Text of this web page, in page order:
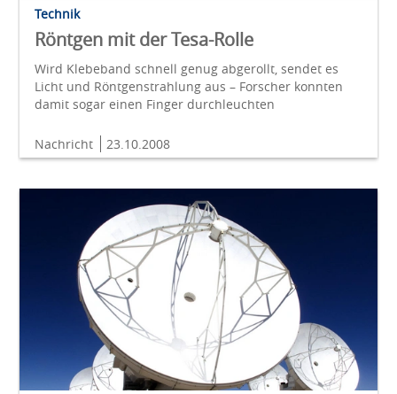
Technik
Röntgen mit der Tesa-Rolle
Wird Klebeband schnell genug abgerollt, sendet es
Licht und Röntgenstrahlung aus – Forscher konnten
damit sogar einen Finger durchleuchten
Nachricht 23.10.2008